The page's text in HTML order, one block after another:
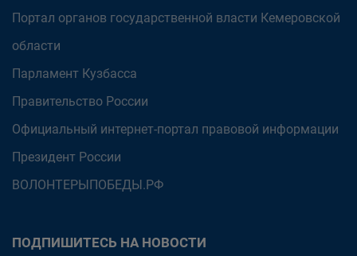
Портал органов государственной власти Кемеровской
области
Парламент Кузбасса
Правительство России
Официальный интернет-портал правовой информации
Президент России
ВОЛОНТЕРЫПОБЕДЫ.РФ
ПОДПИШИТЕСЬ НА НОВОСТИ